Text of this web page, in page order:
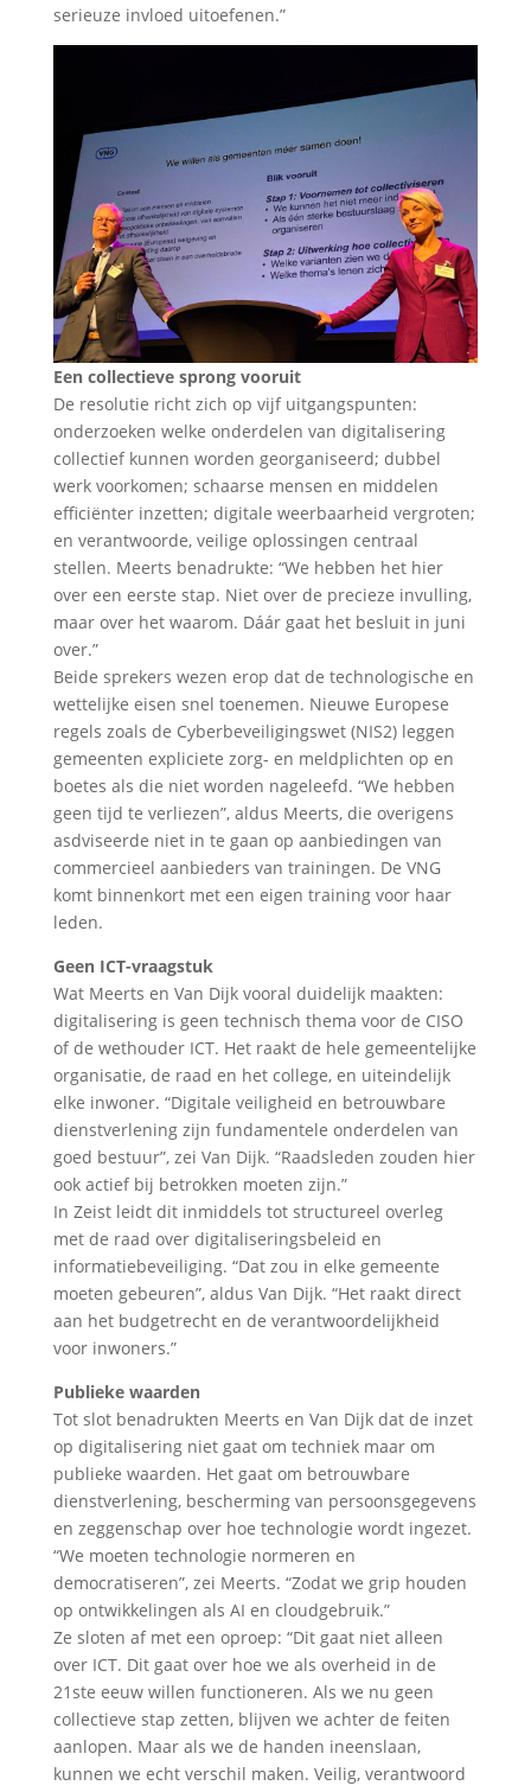
serieuze invloed uitoefenen.”
Een collectieve sprong vooruit
De resolutie richt zich op vijf uitgangspunten:
onderzoeken welke onderdelen van digitalisering
collectief kunnen worden georganiseerd; dubbel
werk voorkomen; schaarse mensen en middelen
efficiënter inzetten; digitale weerbaarheid vergroten;
en verantwoorde, veilige oplossingen centraal
stellen. Meerts benadrukte: “We hebben het hier
over een eerste stap. Niet over de precieze invulling,
maar over het waarom. Dáár gaat het besluit in juni
over.”
Beide sprekers wezen erop dat de technologische en
wettelijke eisen snel toenemen. Nieuwe Europese
regels zoals de Cyberbeveiligingswet (NIS2) leggen
gemeenten expliciete zorg- en meldplichten op en
boetes als die niet worden nageleefd. “We hebben
geen tijd te verliezen”, aldus Meerts, die overigens
asdviseerde niet in te gaan op aanbiedingen van
commercieel aanbieders van trainingen. De VNG
komt binnenkort met een eigen training voor haar
leden.
Geen ICT-vraagstuk
Wat Meerts en Van Dijk vooral duidelijk maakten:
digitalisering is geen technisch thema voor de CISO
of de wethouder ICT. Het raakt de hele gemeentelijke
organisatie, de raad en het college, en uiteindelijk
elke inwoner. “Digitale veiligheid en betrouwbare
dienstverlening zijn fundamentele onderdelen van
goed bestuur”, zei Van Dijk. “Raadsleden zouden hier
ook actief bij betrokken moeten zijn.”
In Zeist leidt dit inmiddels tot structureel overleg
met de raad over digitaliseringsbeleid en
informatiebeveiliging. “Dat zou in elke gemeente
moeten gebeuren”, aldus Van Dijk. “Het raakt direct
aan het budgetrecht en de verantwoordelijkheid
voor inwoners.”
Publieke waarden
Tot slot benadrukten Meerts en Van Dijk dat de inzet
op digitalisering niet gaat om techniek maar om
publieke waarden. Het gaat om betrouwbare
dienstverlening, bescherming van persoonsgegevens
en zeggenschap over hoe technologie wordt ingezet.
“We moeten technologie normeren en
democratiseren”, zei Meerts. “Zodat we grip houden
op ontwikkelingen als AI en cloudgebruik.”
Ze sloten af met een oproep: “Dit gaat niet alleen
over ICT. Dit gaat over hoe we als overheid in de
21ste eeuw willen functioneren. Als we nu geen
collectieve stap zetten, blijven we achter de feiten
aanlopen. Maar als we de handen ineenslaan,
kunnen we echt verschil maken. Veilig, verantwoord